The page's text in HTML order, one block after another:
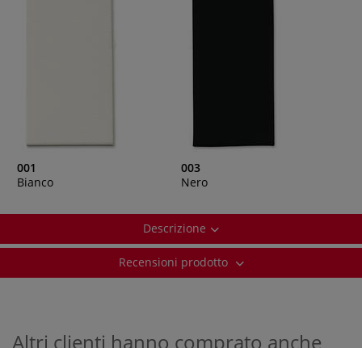
001
Bianco
003
Nero
Descrizione
Recensioni prodotto
Altri clienti hanno comprato anche